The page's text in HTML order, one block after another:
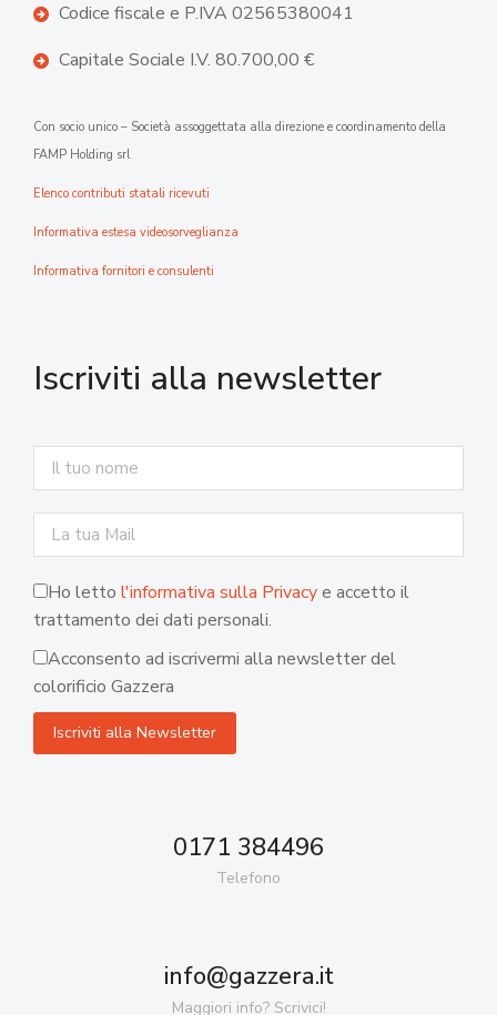
Codice fiscale e P.IVA 02565380041
Capitale Sociale I.V. 80.700,00 €
Con socio unico – Società assoggettata alla direzione e coordinamento della
FAMP Holding srl
Elenco contributi statali ricevuti
Informativa estesa videosorveglianza
Informativa fornitori e consulenti
Iscriviti alla newsletter
Ho letto l'informativa sulla Privacye accetto il
trattamento dei dati personali.
Acconsento ad iscrivermi alla newsletter del
colorificio Gazzera
0171 384496
Telefono
info@gazzera.it
Maggiori info? Scrivici!